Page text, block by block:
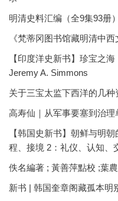
明清史料汇编（全9集93册）
《梵蒂冈图书馆藏明清中
【印度洋史新书】珍宝之
Jeremy A. Simmons
关于三宝太监下西洋的几种
高寿仙｜从军事要塞到治
【韩国史新书】朝鲜与明
程、接境 2：礼仪、认知、
佚名編著 ; 黃善萍點校 ;葉
新书 | 韩国奎章阁藏孤本明